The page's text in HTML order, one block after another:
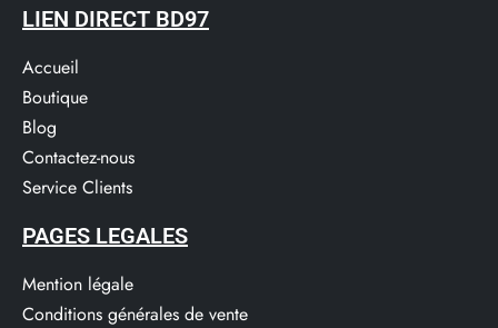
LIEN DIRECT BD97
Accueil
Boutique
Blog
Contactez-nous
Service Clients​
PAGES LEGALES
Mention légale
Conditions générales de vente